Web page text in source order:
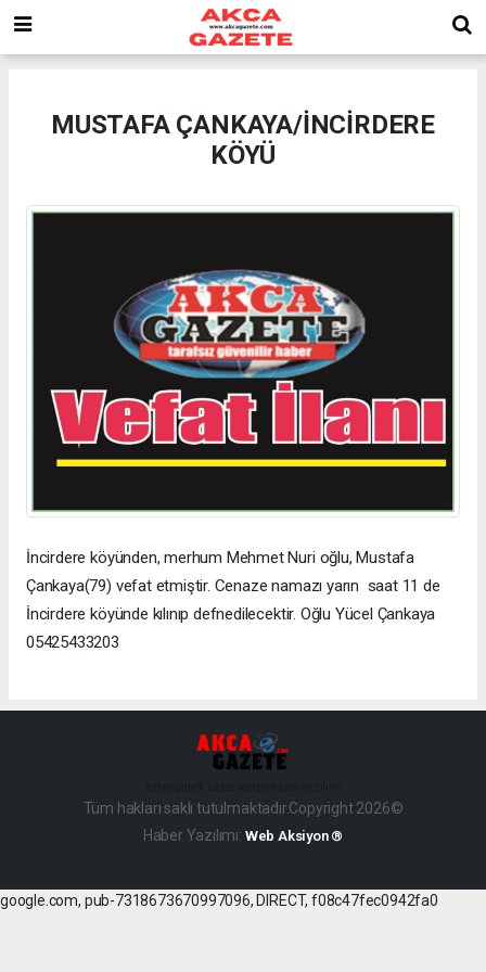
MUSTAFA ÇANKAYA/İNCİRDERE
KÖYÜ
İncirdere köyünden, merhum Mehmet Nuri oğlu, Mustafa
Çankaya(79) vefat etmiştir. Cenaze namazı yarın saat 11 de
İncirdere köyünde kılınıp defnedilecektir. Oğlu Yücel Çankaya
05425433203
Tüm hakları saklı tutulmaktadır.Copyright 2026©
Haber Yazılımı: Web Aksiyon ®
google.com, pub-7318673670997096, DIRECT, f08c47fec0942fa0